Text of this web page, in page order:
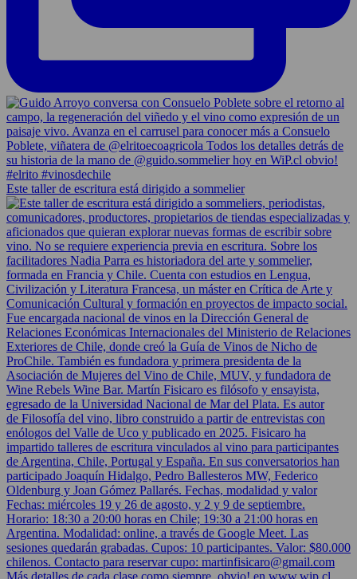
Este taller de escritura está dirigido a sommelier